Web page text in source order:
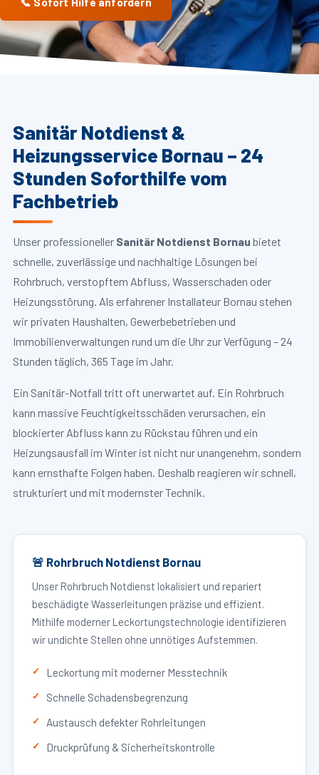
Sanitär Notdienst &
Heizungsservice Bornau – 24
Stunden Soforthilfe vom
Fachbetrieb
Unser professioneller Sanitär Notdienst Bornau bietet
schnelle, zuverlässige und nachhaltige Lösungen bei
Rohrbruch, verstopftem Abfluss, Wasserschaden oder
Heizungsstörung. Als erfahrener Installateur Bornau stehen
wir privaten Haushalten, Gewerbebetrieben und
Immobilienverwaltungen rund um die Uhr zur Verfügung – 24
Stunden täglich, 365 Tage im Jahr.
Ein Sanitär-Notfall tritt oft unerwartet auf. Ein Rohrbruch
kann massive Feuchtigkeitsschäden verursachen, ein
blockierter Abfluss kann zu Rückstau führen und ein
Heizungsausfall im Winter ist nicht nur unangenehm, sondern
kann ernsthafte Folgen haben. Deshalb reagieren wir schnell,
strukturiert und mit modernster Technik.
🚨 Rohrbruch Notdienst Bornau
Unser Rohrbruch Notdienst lokalisiert und repariert
beschädigte Wasserleitungen präzise und effizient.
Mithilfe moderner Leckortungstechnologie identifizieren
wir undichte Stellen ohne unnötiges Aufstemmen.
Leckortung mit moderner Messtechnik
Schnelle Schadensbegrenzung
Austausch defekter Rohrleitungen
Druckprüfung & Sicherheitskontrolle